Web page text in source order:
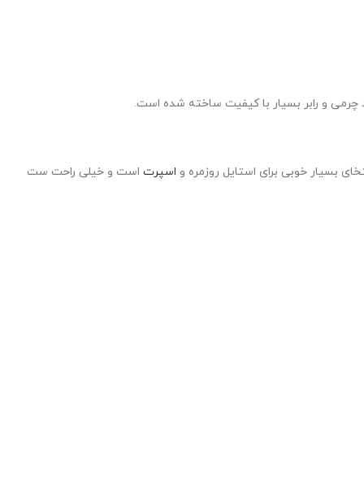
و رابر بسیار با کیفیت ساخته شده است.
بسیار خوبی برای استایل روزمره و اسپرت است و خیلی راحت ست